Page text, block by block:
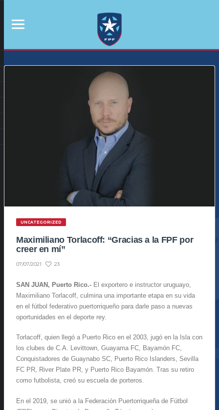
UNCATEGORIZED
Maximiliano Torlacoff: “Gracias a la FPF por
creer en mí”
07/07/2021 23
SAN JUAN, Puerto Rico.- El exportero e instructor uruguayo,
Maximiliano Torlacoff, culmina una importante etapa en su vida
en el fútbol federativo puertorriqueño para darle paso a nuevas
oportunidades en el deporte rey.
Torlacoff, quien llegó a Puerto Rico en el 2003, jugó en la Isla con
los clubes de C.A. Levittown, Guayama FC, Bayamón FC,
Conquistadores de Guaynabo SC, Puerto Rico Islanders, Sevilla
FC PR, River Plate PR, y Puerto Rico Bayamón. Tras su retiro
como futbolista, creó su escuela de porteros.
En el 2019, se unió a la Federación Puertorriqueña de Fútbol